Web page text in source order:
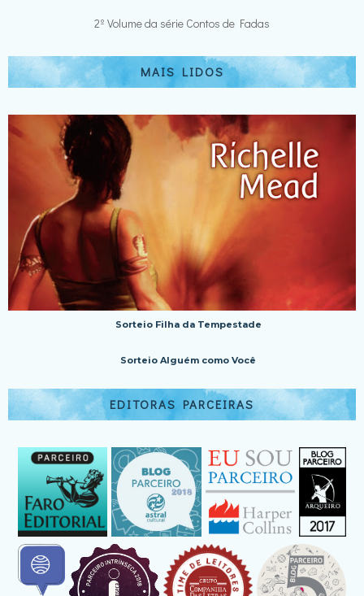
2º Volume da série Contos de Fadas
MAIS LIDOS
Sorteio Filha da Tempestade
Sorteio Alguém como Você
EDITORAS PARCEIRAS